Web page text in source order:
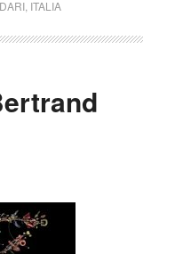
, ITALIA